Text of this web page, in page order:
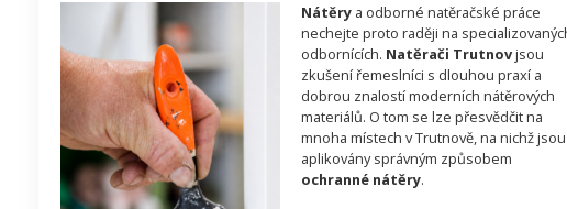
Nátěry a odborné natěračské práce
nechejte proto raději na
odbornících. Natěrači Trutnovjsou
zkušení řemeslníci s dlouhou praxí a
dobrou znalostí moderních nátěrových
materiálů. O tom se lze přesvědčit na
mnoha místech v Trutnově, na nichž jsou
aplikovány správným způsobem
ochranné nátěry.